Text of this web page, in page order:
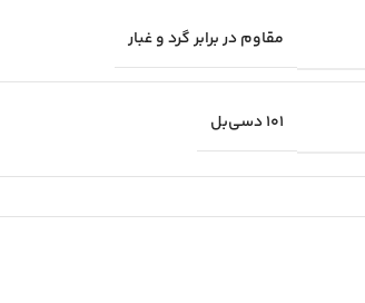
مقاوم در برابر گرد و غبار
۱۰۱ دسی‌بل